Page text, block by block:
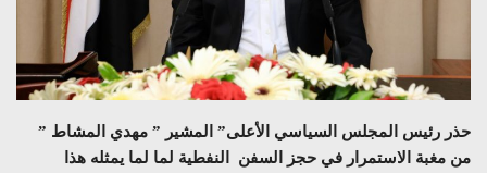
حذر رئيس المجلس السياسي الأعلى” المشير ” مهدي المشاط ”
من مغبة الاستمرار في حجز السفن النفطية لما لما يمثله هذا